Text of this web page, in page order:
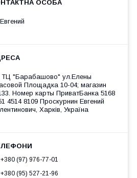
Евгений
ТЦ "Барабашово" ул.Елены
Площадка 10-04; магазин
Номер карты ПриватБанка 5168
4514 8109 Проскурнин Евгений
Харків, Україна
+380 (97) 976-77-01
+380 (95) 527-21-96